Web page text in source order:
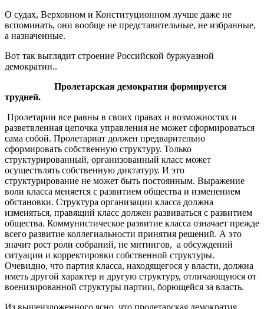
О судах, Верховном и Конституционном лучше даже не
вспоминать, они вообще не представительные, не избранные,
а назначенные.
Вот так выглядит строение Российской буржуазной
демократии..
Пролетарская демократия формируется
трудней.
Пролетарии все равны в своих правах и возможностях и
разветвленная цепочка управления не может сформироваться
сама собой. Пролетариат должен предварительно
сформировать собственную структуру. Только
структурированный, организованный класс может
осуществлять собственную диктатуру. И это
структурирование не может быть постоянным. Выражение
воли класса меняется с развитием общества и изменением
обстановки. Структура организации класса должна
изменяться, правящий класс должен развиваться с развитием
общества. Коммунистическое развитие класса означает прежде
всего развитие коллегиальности принятия решений. А это
значит рост роли собраний, не митингов, а обсуждений
ситуации и корректировки собственной структуры.
Очевидно, что партия класса, находящегося у власти, должна
иметь другой характер и другую структуру, отличающуюся от
военизированной структуры партии, борющейся за власть.
Из вышеизложенного ясно, что пролетарская демократия